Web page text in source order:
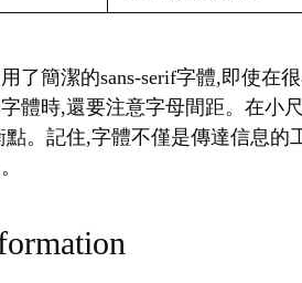
了簡潔的sans-serif字體,即使
體時,還要注意字母間距。在小
。記住,字體不僅是傳達信息